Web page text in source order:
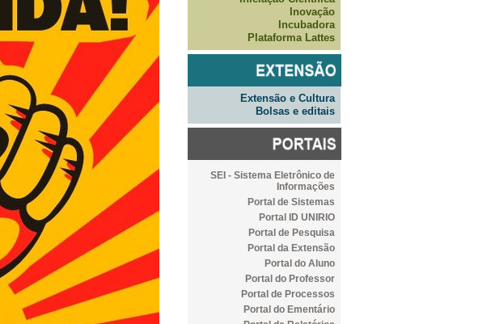
Inovação
Incubadora
Plataforma Lattes
Extensão e Cultura
Bolsas e editais
SEI - Sistema Eletrônico de
Informações
Portal de Sistemas
Portal ID UNIRIO
Portal de Pesquisa
Portal da Extensão
Portal do Aluno
Portal do Professor
Portal de Processos
Portal do Ementário